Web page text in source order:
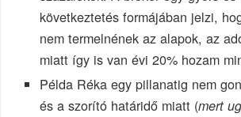
következtetés formájában jelzi,
nem termelnének az alapok, az
miatt így is van évi 20% hozam
Példa Réka egy pillanatig nem
és a szorító határidő miatt (mert